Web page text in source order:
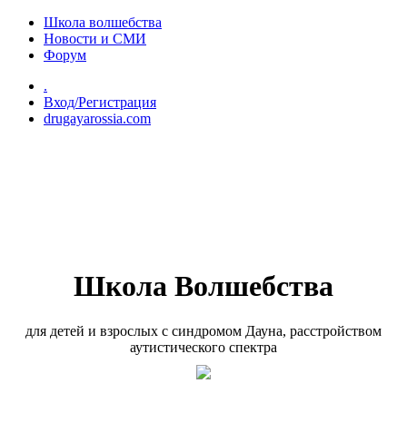
Перейти к основному содержанию
Школа волшебства
Новости и СМИ
Форум
.
Вход/Регистрация
drugayarossia.com
Школа Волшебства
для детей и взрослых с синдромом Дауна, расстройством
аутистического спектра